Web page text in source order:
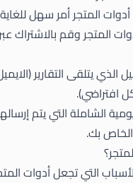
أدوات المتجرأمر سهل
المتجروقم بالاشتراك
يتلقى التقارير
افتراضي).
الشاملة التي يتم
بك.
التي تجعلأدوات